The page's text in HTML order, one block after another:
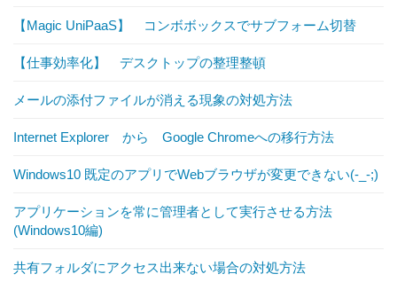
【Magic UniPaaS】 コンボボックスでサブフォーム切替
【仕事効率化】 デスクトップの整理整頓
メールの添付ファイルが消える現象の対処方法
Internet Explorer から Google Chromeへの移行方法
Windows10 既定のアプリでWebブラウザが変更できない(-_-;)
アプリケーションを常に管理者として実行させる方法
(Windows10編)
共有フォルダにアクセス出来ない場合の対処方法